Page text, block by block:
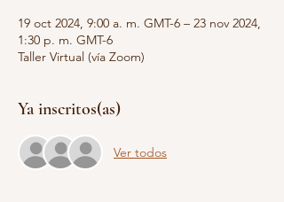
19 oct 2024, 9:00 a. m. GMT-6 – 23 nov 2024,
1:30 p. m. GMT-6
Taller Virtual (vía Zoom)
Ya inscritos(as)
Ver todos